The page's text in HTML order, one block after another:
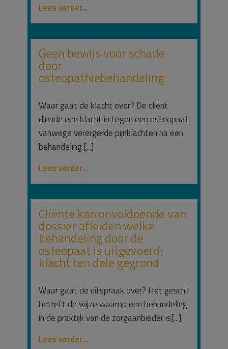
Lees verder...
Geen bewijs voor schade
door
osteopathiebehandeling
Waar gaat de klacht over? De cliënt
diende een klacht in tegen een osteopaat
vanwege verergerde pijnklachten na een
behandeling.[...]
Lees verder...
Cliënte kan onvoldoende van
dossier afleiden welke
behandeling door de
osteopaat is uitgevoerd;
klacht ten dele gegrond
Waar gaat de uitspraak over? Het geschil
betreft de wijze waarop een behandeling
in de praktijk van de zorgaanbieder is[...]
Lees verder...